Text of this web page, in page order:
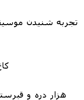
تجربه شنیدن
هزار دره و